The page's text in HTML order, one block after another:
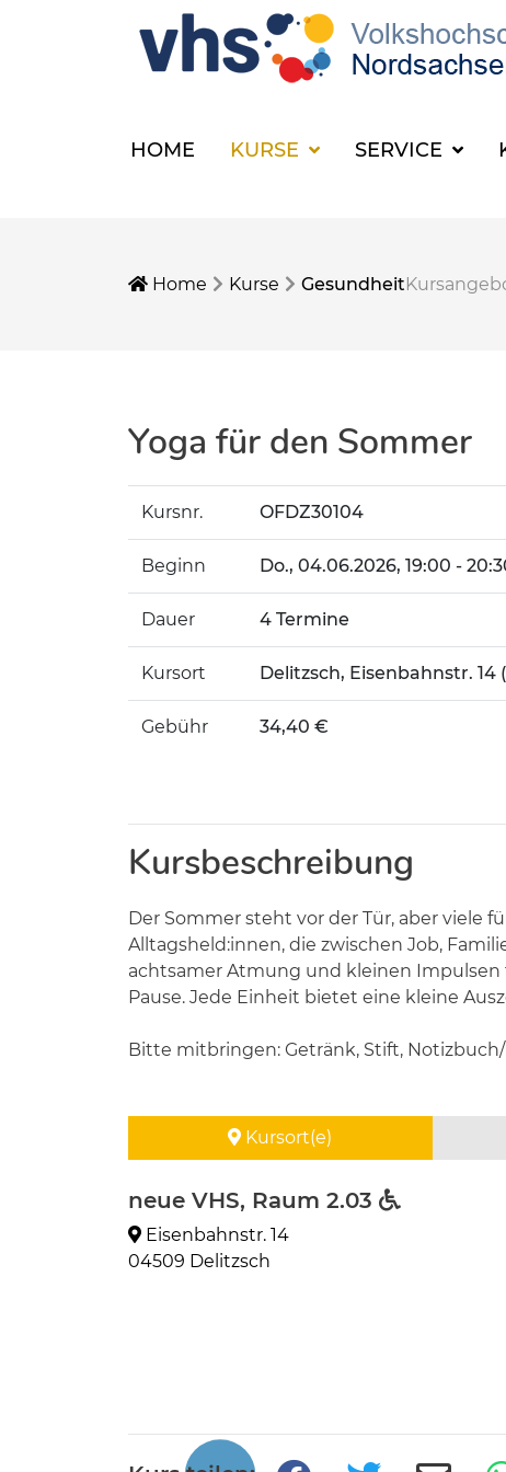
HOME KURSE SERVICE
Home Kurse Gesundheit
Yoga für den Sommer
Kursnr. OFDZ30104
Beginn Do., 04.06.2026, 19:00 -
Dauer 4 Termine
Kursort Delitzsch, Eisenbahnstr. 14
Gebühr 34,40 €
Kursbeschreibung
Der Sommer steht vor der Tür, aber viele
Alltagsheld:innen, die zwischen Job,
achtsamer Atmung und kleinen
Pause. Jede Einheit bietet eine kleine
Bitte mitbringen: Getränk, Stift,
Kursort(e)
neue VHS, Raum 2.03
Eisenbahnstr. 14
04509 Delitzsch